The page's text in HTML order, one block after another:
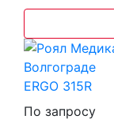
ERGO 315R
По запросу